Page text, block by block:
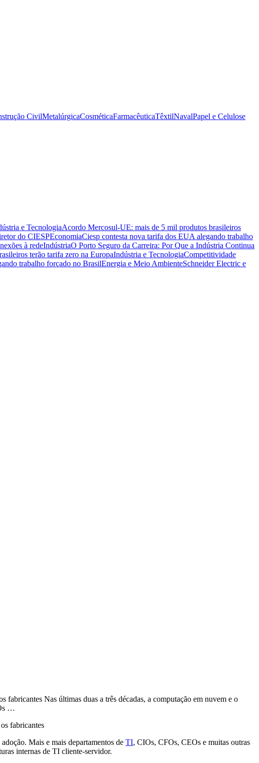
CivilMetalúrgicaCosméticaFarmacêuticaTêxtilNavalPapel e Celulose
e TecnologiaAcordo Mercosul-UE: mais de 5 mil produtos brasileiros
do CIESPEconomiaCiesp contesta nova tarifa dos EUA alegando trabalho
à redeIndústriaO Porto Seguro da Carreira: Por Que a Indústria Continua
terão tarifa zero na EuropaIndústria e TecnologiaCompetitividade
trabalho forçado no BrasilEnergia e Meio AmbienteSchneider Electric e
Nas últimas duas a três décadas, a computação em nuvem e o
…
fabricantes
Mais e mais departamentos de TI, CIOs, CFOs, CEOs e muitas outras
internas de TI cliente-servidor.